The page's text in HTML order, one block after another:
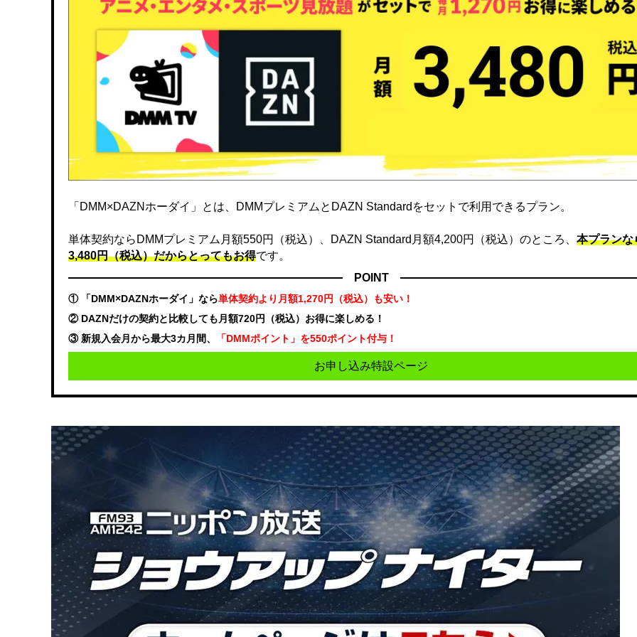
「DMM×DAZNホーダイ」とは、DMMプレミアムとDAZN Standardをセットで利用できるプラン。
単体契約ならDMMプレミアム月額550円（税込）、DAZN Standard月額4,200円（税込）のところ、 本プランな
3,480円（税込）だからとってもお得です。
POINT
① 「DMM×DAZNホーダイ」なら単体契約より月額1,270円（税込）も安い！
② DAZNだけの契約と比較しても月額720円（税込）お得に楽しめる！
③ 新規入会月から最大3カ月間、
「DMMポイント」を550ポイント付与！
お申し込み特設ページ